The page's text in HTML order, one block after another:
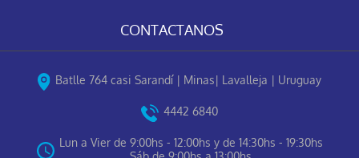
CONTACTANOS
Batlle 764 casi Sarandí | Minas| Lavalleja | Uruguay
4442 6840
Lun a Vier de 9:00hs - 12:00hs y de 14:30hs - 19:30hs